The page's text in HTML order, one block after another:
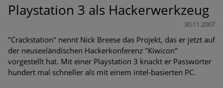
Identitätsdiebstahl
unübersichtlichere Cyber-Bedrohungslage – was CISOs jetzt
für mehr Cyber-Resilienz tun können
Digitale Assets aller Arten im Fokus der aktuellen Cyber-
Playstation 3 als Hackerwerkzeug
30.11.2007
"Crackstation" nennt Nick Breese das Projekt, das er jetzt auf
der neuseeländischen Hackerkonferenz "Kiwicon"
vorgestellt hat. Mit einer Playstation 3 knackt er Passwörter
hundert mal schneller als mit einem intel-basierten PC.